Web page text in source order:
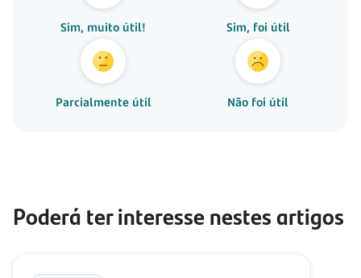
Sim, muito útil! Sim, foi útil
Parcialmente útil Não foi útil
Poderá ter interesse nestes artigos